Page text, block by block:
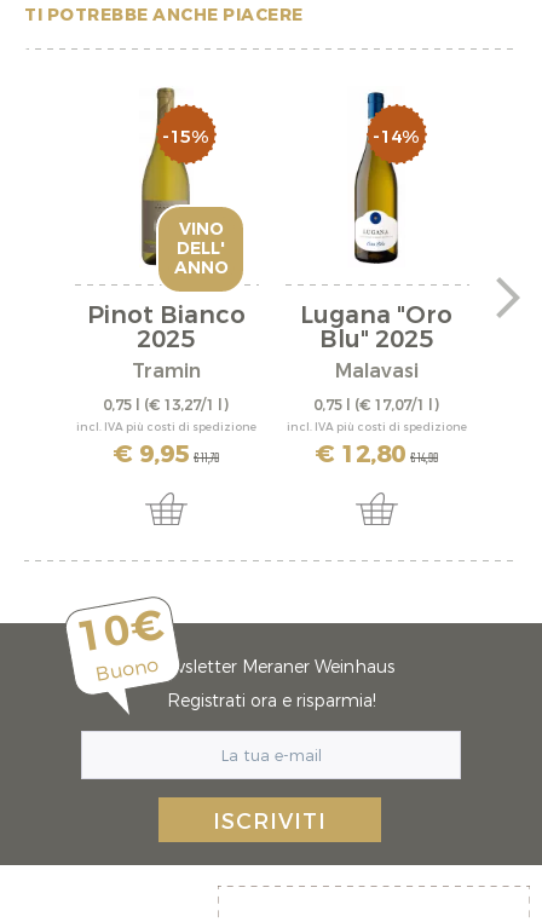
TI POTREBBE ANCHE PIACERE
-15%
VINO
DELL'
ANNO
Pinot Bianco
2025
Tramin
0,75 l (€ 13,27/1 l)
incl. IVA più costi di spedizione
€ 9,95 € 11,70
-14%
Lugana "Oro
Blu" 2025
Malavasi
0,75 l (€ 17,07/1 l)
incl. IVA più costi di spedizione
€ 12,80 € 14,90
10€
BuonoNewsletter Meraner Weinhaus
Registrati ora e risparmia!
ISCRIVITI